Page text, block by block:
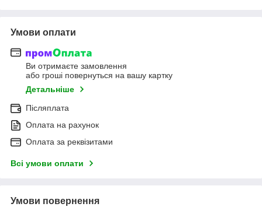
Умови оплати
Ви отримаєте замовлення
або гроші повернуться на вашу картку
Детальніше
Післяплата
Оплата на рахунок
Оплата за реквізитами
Всі умови оплати
Умови повернення